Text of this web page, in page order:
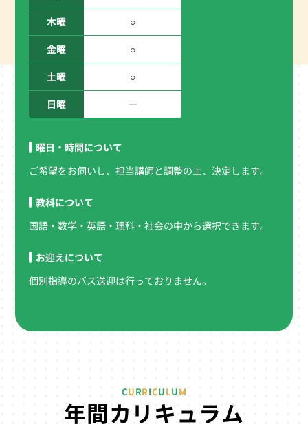
木曜
金曜
土曜
日曜
○
○
○
ー
曜日・時間について
ご希望をお伺いし、担当講師と調整の上、決定します。
教科について
国語・数学・英語・理科・社会の中から選択できます。
お迎えについて
個別指導のバス送迎は行っておりません。
CURRICULUM
年間カリキュラム